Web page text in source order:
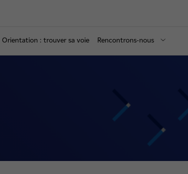
Orientation : trouver sa voie Rencontrons-nous